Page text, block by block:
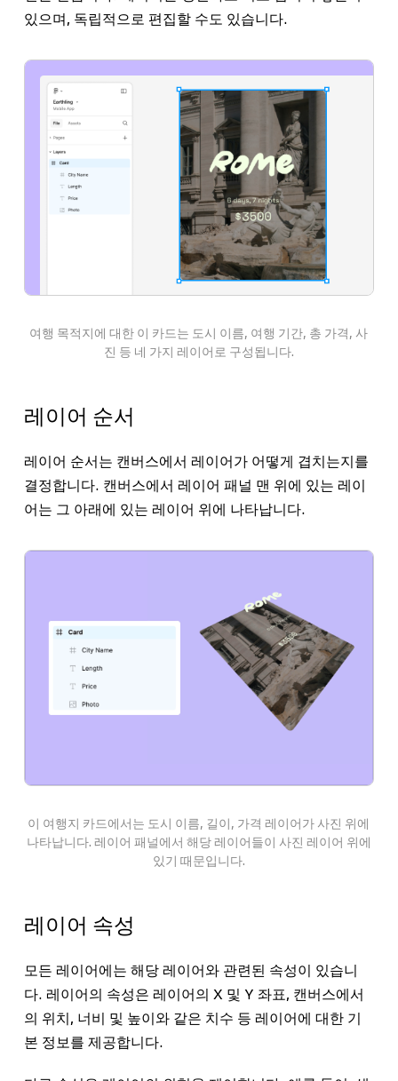
있으며, 독립적으로 편집할 수도 있습니다.
여행 목적지에 대한 이 카드는 도시 이름, 여행 기간, 총 가격, 사
진 등 네 가지 레이어로 구성됩니다.
레이어 순서
레이어 순서는 캔버스에서 레이어가 어떻게 겹치는지를
결정합니다. 캔버스에서 레이어 패널 맨 위에 있는 레이
어는 그 아래에 있는 레이어 위에 나타납니다.
이 여행지 카드에서는 도시 이름, 길이, 가격 레이어가 사진 위에
나타납니다. 레이어 패널에서 해당 레이어들이 사진 레이어 위에
있기 때문입니다.
레이어 속성
모든 레이어에는 해당 레이어와 관련된 속성이 있습니
다. 레이어의 속성은 레이어의 X 및 Y 좌표, 캔버스에서
의 위치, 너비 및 높이와 같은 치수 등 레이어에 대한 기
본 정보를 제공합니다.